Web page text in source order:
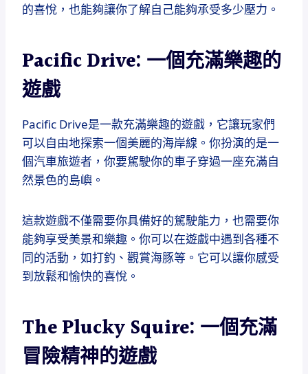
的喜悅，也能夠讓你了解自己能夠承受多少壓力。
Pacific Drive: 一個充滿樂趣的
遊戲
Pacific Drive是一款充滿樂趣的遊戲，它讓玩家們
可以自由地探索一個美麗的海岸線。你扮演的是一
個汽車旅遊者，你要駕駛你的車子穿過一座充滿自
然景色的島嶼。
這款遊戲不僅需要你具備好的駕駛能力，也需要你
能夠享受美景和樂趣。你可以在遊戲中遇到各種不
同的活動，如打釣、觀賞海豚等。它可以讓你感受
到放鬆和愉快的喜悅。
The Plucky Squire: 一個充滿
冒險精神的遊戲